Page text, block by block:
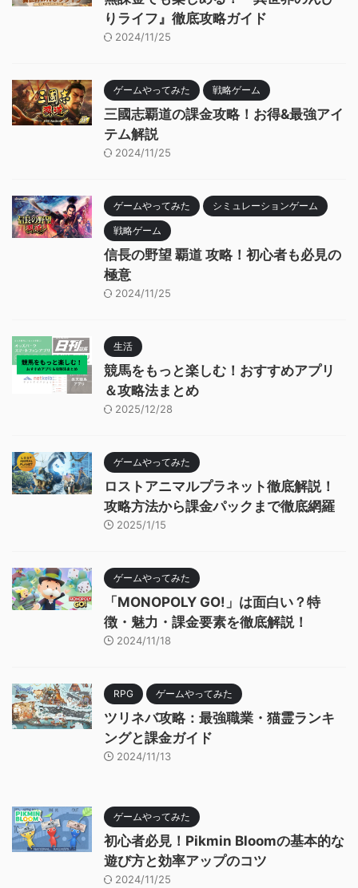
りライフ』徹底攻略ガイド
2024/11/25
ゲームやってみた 戦略ゲーム
三國志覇道の課金攻略！お得&最強アイ
テム解説
2024/11/25
ゲームやってみた シミュレーションゲーム
戦略ゲーム
信長の野望 覇道 攻略！初心者も必見の
極意
2024/11/25
生活
競馬をもっと楽しむ！おすすめアプリ
＆攻略法まとめ
2025/12/28
ゲームやってみた
ロストアニマルプラネット徹底解説！
攻略方法から課金パックまで徹底網羅
2025/1/15
ゲームやってみた
「MONOPOLY GO!」は面白い？特
徴・魅力・課金要素を徹底解説！
2024/11/18
RPG ゲームやってみた
ツリネバ攻略：最強職業・猫霊ランキ
ングと課金ガイド
2024/11/13
ゲームやってみた
初心者必見！Pikmin Bloomの基本的な
遊び方と効率アップのコツ
2024/11/25